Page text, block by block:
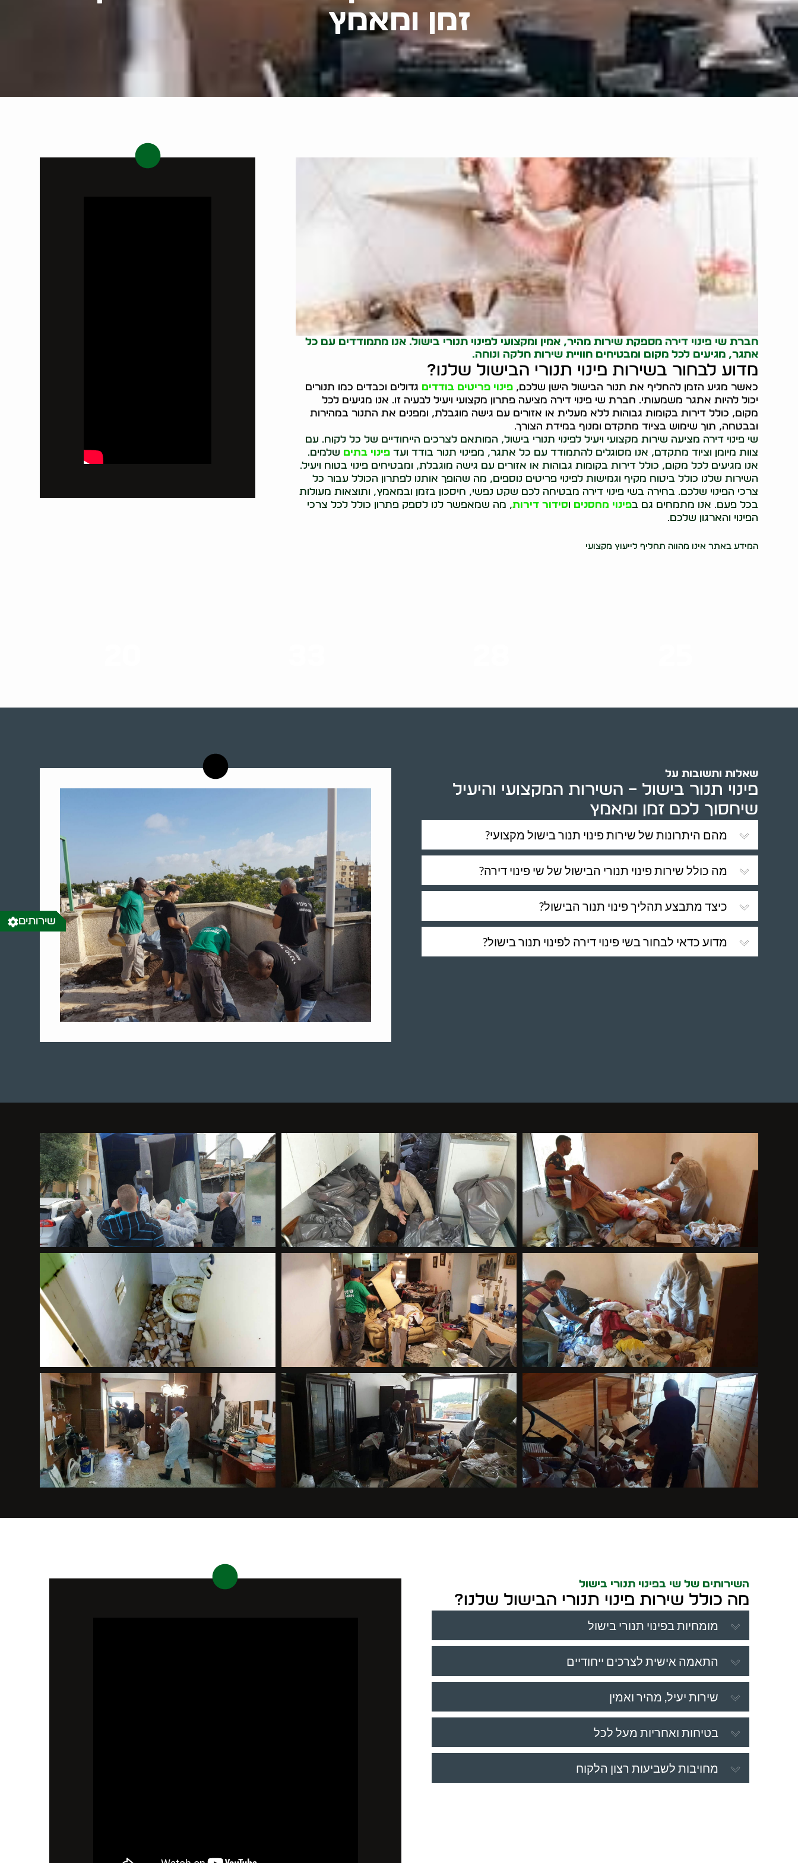
זמן ומאמץ
חברת שי פינוי דירה מספקת שירות מהיר, אמין ומקצועי לפינוי תנורי בישול. אנו מתמודדים עם כל
אתגר, מגיעים לכל מקום ומבטיחים חוויית שירות חלקה ונוחה.
מדוע לבחור בשירות פינוי תנורי הבישול שלנו?
כאשר מגיע הזמן להחליף את תנור הבישול הישן שלכם,פינוי פריטים בודדים גדולים וכבדים כמו תנורים
יכול להיות אתגר משמעותי. חברת שי פינוי דירה מציעה פתרון מקצועי ויעיל לבעיה זו. אנו מגיעים לכל
מקום, כולל דירות בקומות גבוהות ללא מעלית או אזורים עם גישה מוגבלת, ומפנים את התנור במהירות
ובבטחה, תוך שימוש בציוד מתקדם ומנוף במידת הצורך.
שי פינוי דירה מציעה שירות מקצועי ויעיל לפינוי תנורי בישול, המותאם לצרכים הייחודיים של כל לקוח. עם
צוות מיומן וציוד מתקדם, אנו מסוגלים להתמודד עם כל אתגר, מפינוי תנור בודד ועדפינוי בתים שלמים.
אנו מגיעים לכל מקום, כולל דירות בקומות גבוהות או אזורים עם גישה מוגבלת, ומבטיחים פינוי בטוח ויעיל.
השירות שלנו כולל ביטוח מקיף וגמישות לפינוי פריטים נוספים, מה שהופך אותנו לפתרון הכולל עבור כל
צרכי הפינוי שלכם. בחירה בשי פינוי דירה מבטיחה לכם שקט נפשי, חיסכון בזמן ובמאמץ, ותוצאות מעולות
בכל פעם. אנו מתמחים גם בפינוי מחסנים וסידור דירות, מה שמאפשר לנו לספק פתרון כולל לכל צרכי
הפינוי והארגון שלכם.
המידע באתר אינו מהווה תחליף לייעוץ מקצועי
שאלות ותשובות על
פינוי תנור בישול – השירות המקצועי והיעיל
שיחסוך לכם זמן ומאמץ
מהם היתרונות של שירות פינוי תנור בישול מקצועי?
מה כולל שירות פינוי תנורי הבישול של שי פינוי דירה?
כיצד מתבצע תהליך פינוי תנור הבישול?
מדוע כדאי לבחור בשי פינוי דירה לפינוי תנור בישול?
השירותים של שי בפינוי תנורי בישול
מה כולל שירות פינוי תנורי הבישול שלנו?
מומחיות בפינוי תנורי בישול
התאמה אישית לצרכים ייחודיים
שירות יעיל, מהיר ואמין
בטיחות ואחריות מעל לכל
מחויבות לשביעות רצון הלקוח
שירותים